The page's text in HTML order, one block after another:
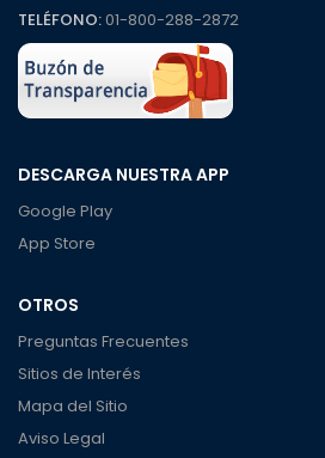
TELÉFONO:01-800-288-2872
DESCARGA NUESTRA APP
Google Play
App Store
OTROS
Preguntas Frecuentes
Sitios de Interés
Mapa del Sitio
Aviso Legal